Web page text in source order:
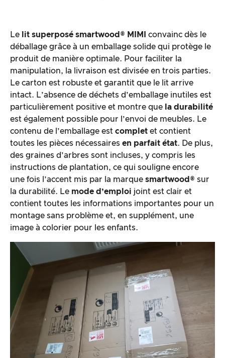
Le lit superposé smartwood® MIMI convainc dès le
déballage grâce à un emballage solide qui protège le
produit de manière optimale. Pour faciliter la
manipulation, la livraison est divisée en trois parties.
Le carton est robuste et garantit que le lit arrive
intact. L’absence de déchets d’emballage inutiles est
particulièrement positive et montre que la durabilité
est également possible pour l’envoi de meubles. Le
contenu de l’emballage est complet et contient
toutes les pièces nécessaires en parfait état. De plus,
des graines d’arbres sont incluses, y compris les
instructions de plantation, ce qui souligne encore
une fois l’accent mis par la marque smartwood® sur
la durabilité. Le mode d’emploi joint est clair et
contient toutes les informations importantes pour un
montage sans problème et, en supplément, une
image à colorier pour les enfants.